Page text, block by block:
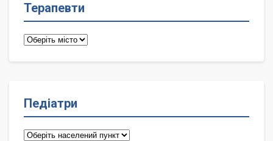
Терапевти
Терапевти
Педіатри
Педіатри